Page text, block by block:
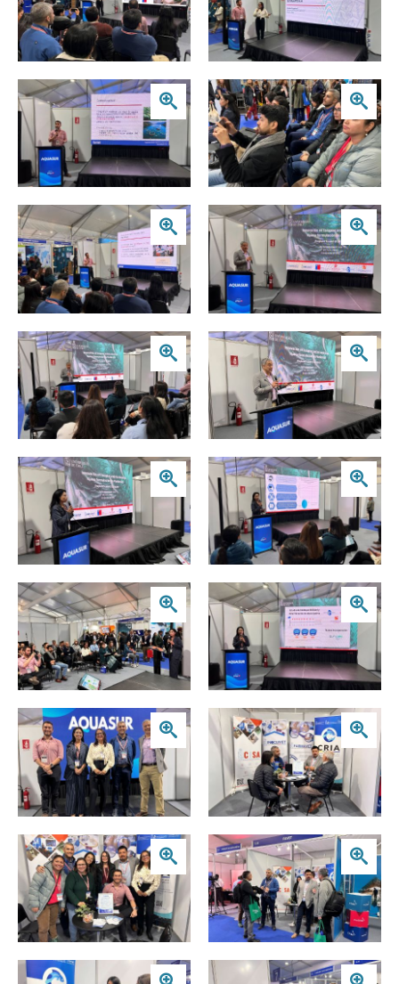
Zoom Zoom
Zoom Zoom
Zoom Zoom
Zoom Zoom
Zoom Zoom
Zoom Zoom
Zoom Zoom
Zoom Zoom